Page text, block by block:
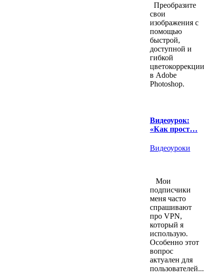
Преобразите
свои
изображения с
помощью
быстрой,
доступной и
гибкой
цветокоррекции
в Adobe
Photoshop.
Видеоурок:
«Как прост…
Видеоуроки
Мои
подписчики
меня часто
спрашивают
про VPN,
который я
использую.
Особенно этот
вопрос
актуален для
пользователей...